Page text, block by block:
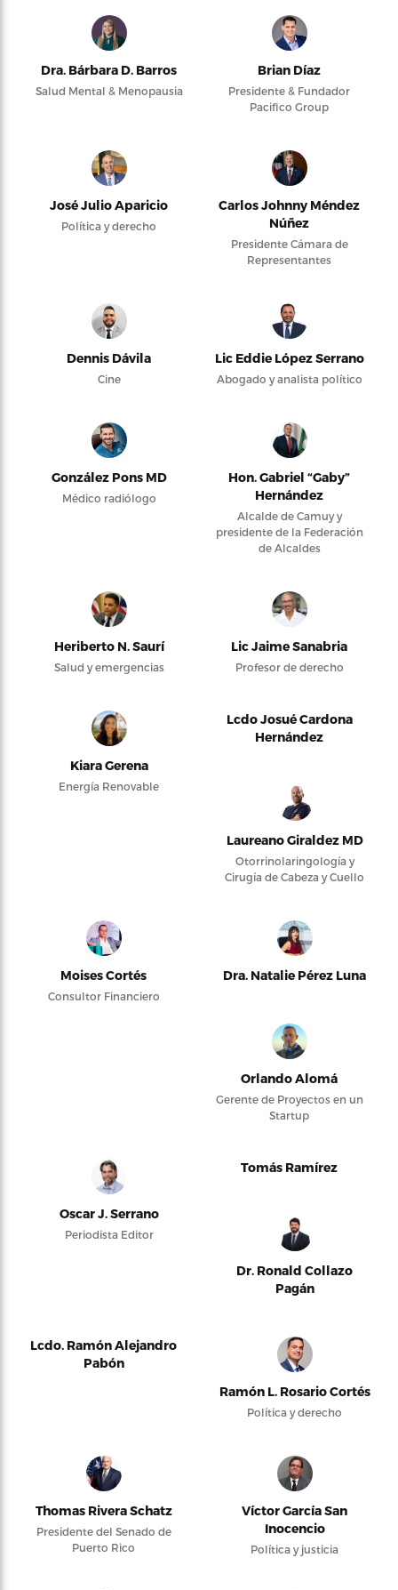
Dra. Bárbara D. Barros
Salud Mental & Menopausia
Brian Díaz
Presidente & Fundador
Pacifico Group
José Julio Aparicio
Política y derecho
Carlos Johnny Méndez
Núñez
Presidente Cámara de
Representantes
Dennis Dávila
Cine
Lic Eddie López Serrano
Abogado y analista político
González Pons MD
Médico radiólogo
Hon. Gabriel “Gaby”
Hernández
Alcalde de Camuy y
presidente de la Federación
de Alcaldes
Heriberto N. Saurí
Salud y emergencias
Lic Jaime Sanabria
Profesor de derecho
Kiara Gerena
Energía Renovable
Lcdo Josué Cardona
Hernández
Laureano Giraldez MD
Otorrinolaringología y
Cirugía de Cabeza y Cuello
Moises Cortés
Consultor Financiero
Dra. Natalie Pérez Luna
Orlando Alomá
Gerente de Proyectos en un
Startup
Oscar J. Serrano
Periodista Editor
Tomás Ramírez
Dr. Ronald Collazo
Pagán
Lcdo. Ramón Alejandro
Pabón
Ramón L. Rosario Cortés
Política y derecho
Thomas Rivera Schatz
Presidente del Senado de
Puerto Rico
Víctor García San
Inocencio
Política y justicia